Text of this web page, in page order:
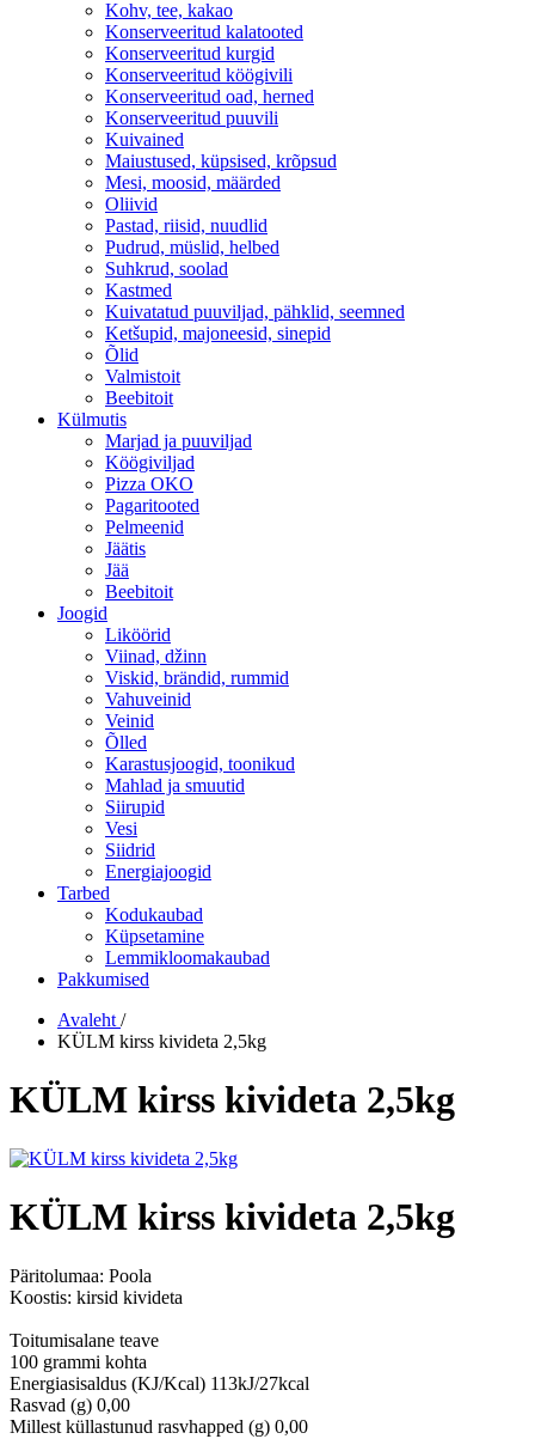
Kohv, tee, kakao
Konserveeritud kalatooted
Konserveeritud kurgid
Konserveeritud köögivili
Konserveeritud oad, herned
Konserveeritud puuvili
Kuivained
Maiustused, küpsised, krõpsud
Mesi, moosid, määrded
Oliivid
Pastad, riisid, nuudlid
Pudrud, müslid, helbed
Suhkrud, soolad
Kastmed
Kuivatatud puuviljad, pähklid, seemned
Ketšupid, majoneesid, sinepid
Õlid
Valmistoit
Beebitoit
Külmutis
Marjad ja puuviljad
Köögiviljad
Pizza OKO
Pagaritooted
Pelmeenid
Jäätis
Jää
Beebitoit
Joogid
Liköörid
Viinad, džinn
Viskid, brändid, rummid
Vahuveinid
Veinid
Õlled
Karastusjoogid, toonikud
Mahlad ja smuutid
Siirupid
Vesi
Siidrid
Energiajoogid
Tarbed
Kodukaubad
Küpsetamine
Lemmikloomakaubad
Pakkumised
Avaleht /
KÜLM kirss kivideta 2,5kg
KÜLM kirss kivideta 2,5kg
KÜLM kirss kivideta 2,5kg
Päritolumaa: Poola
Koostis: kirsid kivideta
Toitumisalane teave
100 grammi kohta
Energiasisaldus (KJ/Kcal) 113kJ/27kcal
Rasvad (g) 0,00
Millest küllastunud rasvhapped (g) 0,00